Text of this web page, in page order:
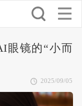
眼镜的“小而
2025/09/05